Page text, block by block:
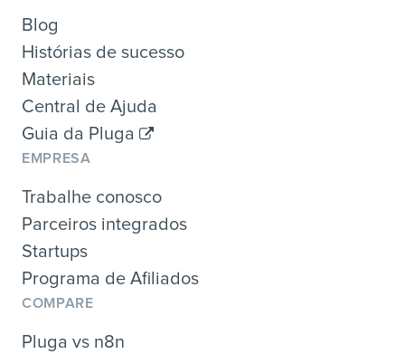
Blog
Histórias de sucesso
Materiais
Central de Ajuda
Guia da Pluga
EMPRESA
Trabalhe conosco
Parceiros integrados
Startups
Programa de Afiliados
COMPARE
Pluga vs n8n